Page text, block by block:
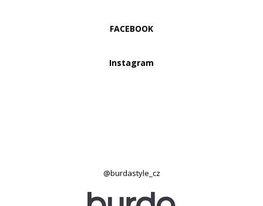
FACEBOOK
Instagram
@burdastyle_cz